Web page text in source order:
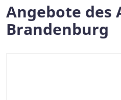
Angebote des
Brandenburg